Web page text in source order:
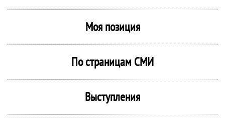
Моя позиция
По страницам СМИ
Выступления